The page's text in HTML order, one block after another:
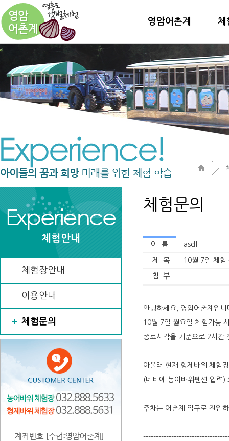
영암어촌계 체
체험안내
체험장안내
이용안내
체험문의
체험문의
이 름 asdf
제 목 10월 7일 체험
첨 부
안녕하세요, 영암어촌계입니
10월 7일 월요일 체험가능
종료시각을 기준으로 2시간
아울러 현재 형제바위 체험
(네비에 농어바위펜션 입력)
주차는 어촌계 입구로 진입